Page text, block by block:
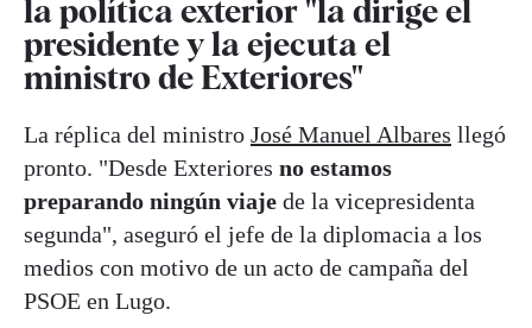
la política exterior "la dirige el
presidente y la ejecuta el
ministro de Exteriores"
La réplica del ministro José Manuel Albares llegó
pronto. "Desde Exteriores no estamos
preparando ningún viaje de la vicepresidenta
segunda", aseguró el jefe de la diplomacia a los
medios con motivo de un acto de campaña del
PSOE en Lugo.